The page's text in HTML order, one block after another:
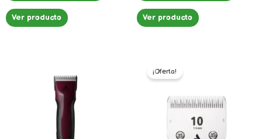
Ver producto Ver producto
¡Oferta!
precio
original
$889.00.$738.00.